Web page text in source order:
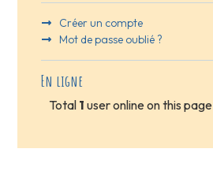
Créer un compte
Mot de passe oublié ?
En ligne
Total 1 user online on this page